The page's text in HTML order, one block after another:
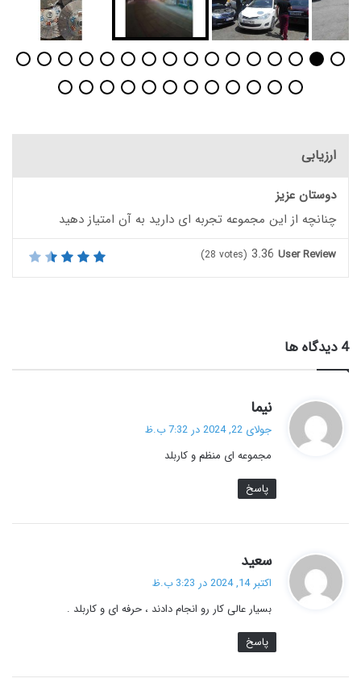
ارزیابی
دوستان عزیز
چنانچه از این مجموعه تجربه ای دارید به آن امتیاز دهید
User Review
3.36
(28 votes)
‫4 دیدگاه ها
نیما
ت
:
جولای 22, 2024 در 7:32 ب.ظ
مجموعه ای منظم و کاربلد
پاسخ
سعید
ف
:
اکتبر 14, 2024 در 3:23 ب.ظ
بسیار عالی کار رو انجام دادند ، حرفه ای و کاربلد .
پاسخ